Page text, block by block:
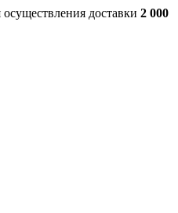
осуществления доставки 2 000